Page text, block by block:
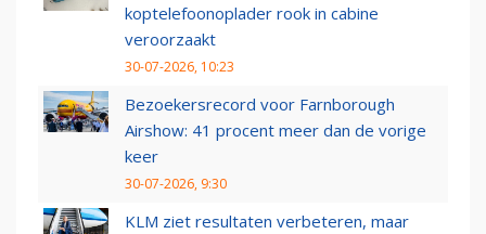
koptelefoonoplader rook in cabine
veroorzaakt
30-07-2026, 10:23
Bezoekersrecord voor Farnborough
Airshow: 41 procent meer dan de vorige
keer
30-07-2026, 9:30
KLM ziet resultaten verbeteren, maar